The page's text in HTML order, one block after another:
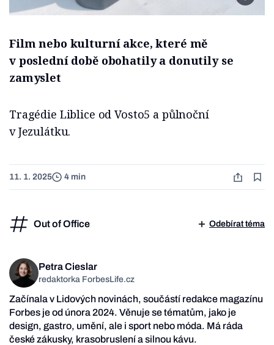
Film nebo kulturní akce, které mě
v poslední době obohatily a donutily se
zamyslet
Tragédie Liblice od Vosto5 a půlnoční
v Jezulátku.
11. 1. 2025 4 min
Out of Office Odebírat téma
Petra Cieslar
redaktorka ForbesLife.cz
Začínala v Lidových novinách, součástí redakce magazínu
Forbes je od února 2024. Věnuje se tématům, jako je
design, gastro, umění, ale i sport nebo móda. Má ráda
české zákusky, krasobruslení a silnou kávu.